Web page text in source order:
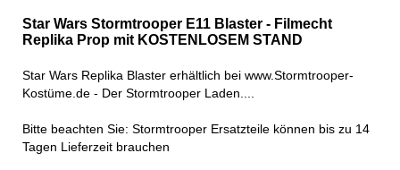
Star Wars Stormtrooper E11 Blaster - Filmecht
Replika Prop mit KOSTENLOSEM STAND
Star Wars Replika Blaster erhältlich bei www.Stormtrooper-
Kostüme.de - Der Stormtrooper Laden....
Bitte beachten Sie: Stormtrooper Ersatzteile können bis zu 14
Tagen Lieferzeit brauchen